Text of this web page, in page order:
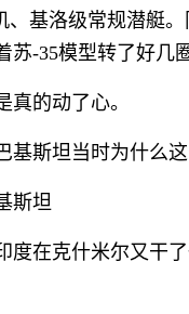
、基洛级常规潜艇
-35模型转了好几
真的动了心。
基斯坦当时为什么这
斯坦
度在克什米尔又干